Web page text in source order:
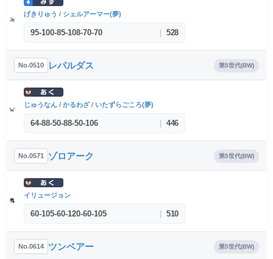
げきりゅう / シェルアーマー(夢)
95-100-85-108-70-70 528
No.0510 レパルダス 第5世代(BW)
じゅうなん / かるわざ/ いたずらごころ(夢)
64-88-50-88-50-106 446
No.0571 ゾロアーク 第5世代(BW)
イリュージョン
60-105-60-120-60-105 510
No.0614 ツンベアー 第5世代(BW)